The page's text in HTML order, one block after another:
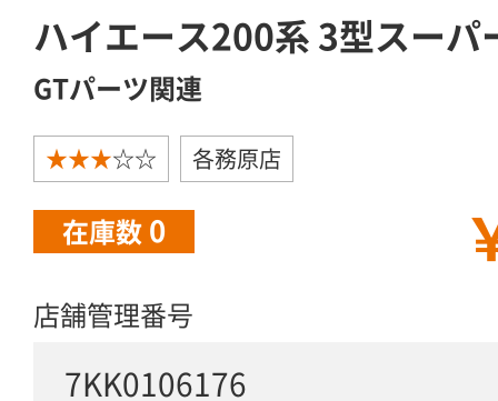
ハイエース200系 3型スー
GTパーツ関連
★★★☆☆ 各務原店
在庫数 0
店舗管理番号
7KK0106176